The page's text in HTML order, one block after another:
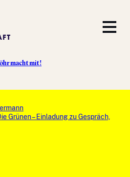
macht mit!
Grünen – Einladung zu Gespräch,